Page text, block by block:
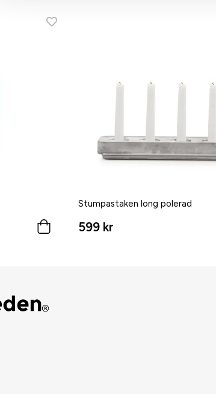
Stumpastaken long polerad
599 kr